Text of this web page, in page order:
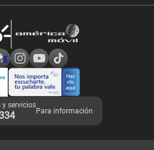
Claro
y servicios
Para información